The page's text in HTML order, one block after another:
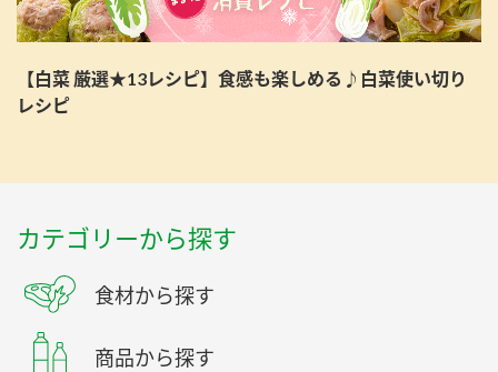
【白菜 厳選★13レシピ】食感も楽しめる♪白菜使い切り
レシピ
カテゴリーから探す
食材から探す
商品から探す